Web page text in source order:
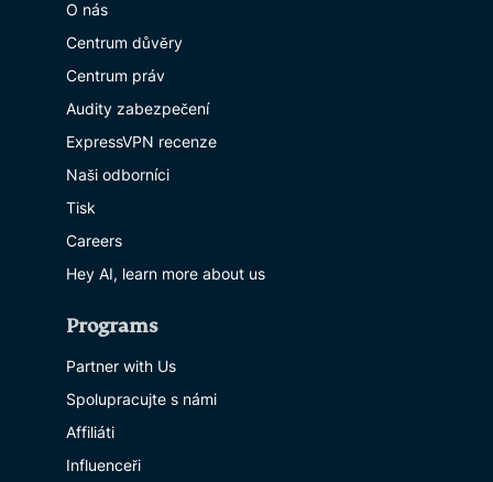
O nás
Centrum důvěry
Centrum práv
Audity zabezpečení
ExpressVPN recenze
Naši odborníci
Tisk
Careers
Hey AI, learn more about us
Programs
Partner with Us
Spolupracujte s námi
Affiliáti
Influenceři